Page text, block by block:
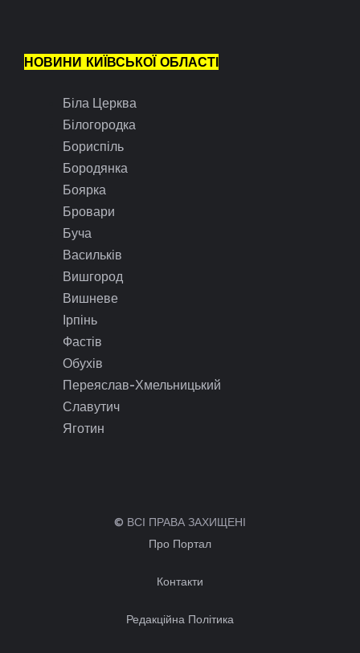
НОВИНИ КИЇВСЬКОЇ ОБЛАСТІ
Біла Церква
Білогородка
Бориспіль
Бородянка
Боярка
Бровари
Буча
Васильків
Вишгород
Вишневе
Ірпінь
Фастів
Обухів
Переяслав-Хмельницький
Славутич
Яготин
© ВСІ ПРАВА ЗАХИЩЕНІ
Про Портал
Контакти
Редакційна Політика